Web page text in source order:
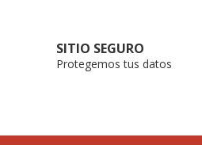
SITIO SEGURO
Protegemos tus datos